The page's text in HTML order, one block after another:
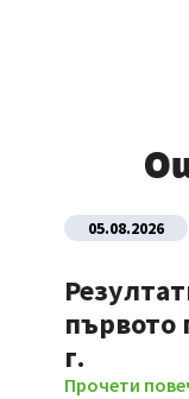
05.08.2026
първото
г.
Прочети